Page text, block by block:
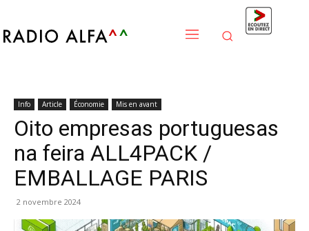
Info Article Économie Mis en avant
Oito empresas portuguesas
na feira ALL4PACK /
EMBALLAGE PARIS
2 novembre 2024